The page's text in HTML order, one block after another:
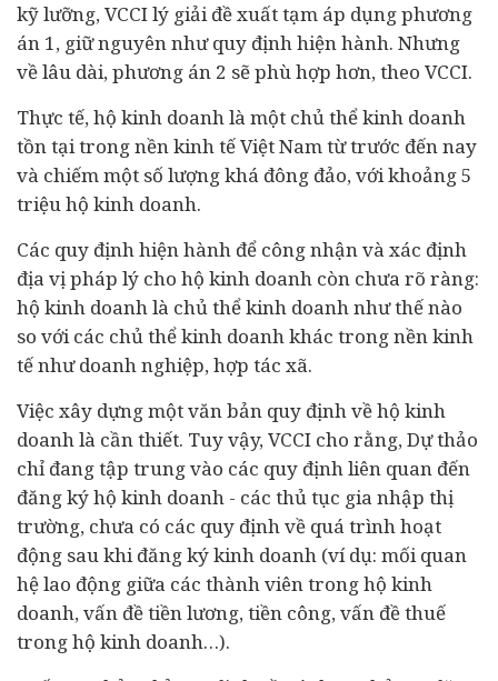
kỹ lưỡng, VCCI lý giải đề xuất tạm áp dụng phương
án 1, giữ nguyên như quy định hiện hành. Nhưng
về lâu dài, phương án 2 sẽ phù hợp hơn, theo VCCI.
Thực tế, hộ kinh doanh là một chủ thể kinh doanh
tồn tại trong nềnkinh tếViệt Nam từ trước đến nay
và chiếm một số lượng khá đông đảo, với khoảng 5
triệu hộ kinh doanh.
Các quy định hiện hành để công nhận và xác định
địa vị pháp lý cho hộ kinh doanh còn chưa rõ ràng:
hộ kinh doanh là chủ thể kinh doanh như thế nào
so với các chủ thể kinh doanh khác trong nền kinh
tế nhưdoanh nghiệp, hợp tác xã.
Việc xây dựng một văn bản quy định về hộ kinh
doanh là cần thiết. Tuy vậy, VCCI cho rằng, Dự thảo
chỉ đang tập trung vào các quy định liên quan đến
đăng ký hộ kinh doanh - các thủ tục gia nhập thị
trường, chưa có các quy định về quá trình hoạt
động sau khi đăng ký kinh doanh (ví dụ: mối quan
hệ lao động giữa các thành viên trong hộ kinh
doanh, vấn đề tiền lương, tiền công, vấn đề thuế
trong hộ kinh doanh…).